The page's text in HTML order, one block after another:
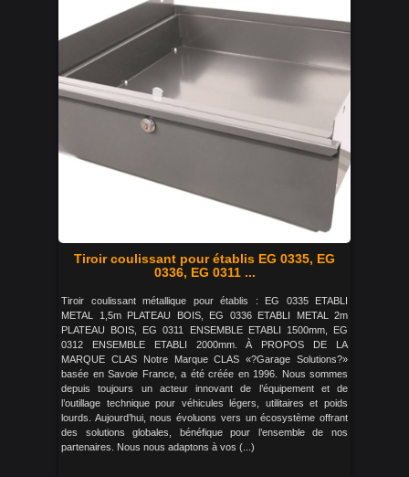
Tiroir coulissant pour établis EG 0335, EG
0336, EG 0311 ...
Tiroir coulissant métallique pour établis : EG 0335 ETABLI
METAL 1,5m PLATEAU BOIS, EG 0336 ETABLI METAL 2m
PLATEAU BOIS, EG 0311 ENSEMBLE ETABLI 1500mm, EG
0312 ENSEMBLE ETABLI 2000mm. À PROPOS DE LA
MARQUE CLAS Notre Marque CLAS «?Garage Solutions?»
basée en Savoie France, a été créée en 1996. Nous sommes
depuis toujours un acteur innovant de l’équipement et de
l’outillage technique pour véhicules légers, utilitaires et poids
lourds. Aujourd’hui, nous évoluons vers un écosystème offrant
des solutions globales, bénéfique pour l’ensemble de nos
partenaires. Nous nous adaptons à vos (...)